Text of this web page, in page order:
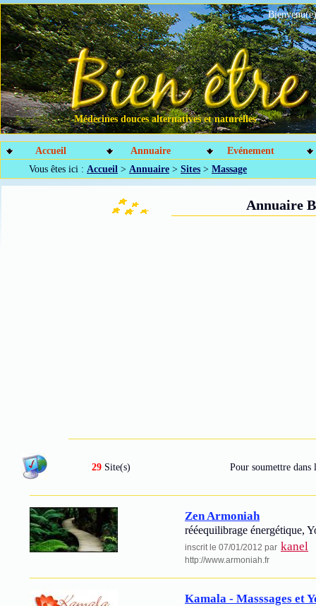
Médecines douces alternatives et naturelles
Accueil Annuaire
Evénement
Vous êtes ici : Accueil > Annuaire > Sites > Massage
Annuaire
29 Site(s) Pour soumettre
Zen Armoniah
rééequilibrage énergétique,
inscrit le 07/01/2012 par kanel
http://www.armoniah.fr
Kamala - Masssages et